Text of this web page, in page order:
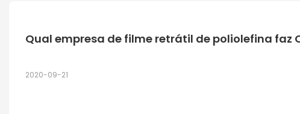
Qual empresa de filme retrátil de poliolefina faz
2020-09-21